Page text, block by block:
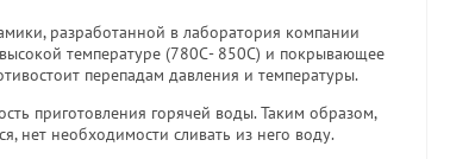
разработанной в лаборатория компании
высокой температуре (780С- 850С) и покрывающее
перепадам давления и температуры.
приготовления горячей воды. Таким образом,
нет необходимости сливать из него воду.